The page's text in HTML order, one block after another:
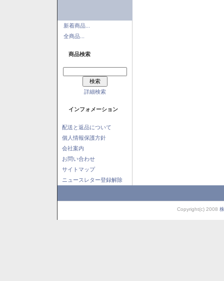
新着商品...
全商品...
商品検索
詳細検索
インフォメーション
配送と返品について
個人情報保護方針
会社案内
お問い合わせ
サイトマップ
ニュースレター登録解除
Copyright(c) 2008